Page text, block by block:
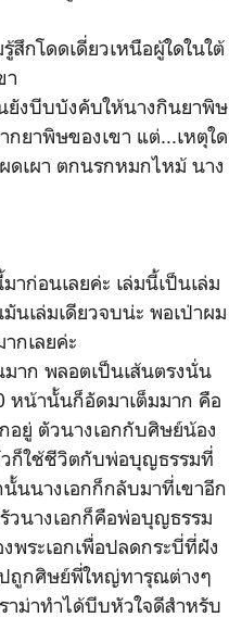
กโดดเดี่ยวเหนือผู้ใดในใต้
า
ยังบีบบังคับให้นางกินยาพิษ
ยาพิษของเขา แต่...เหตุใด
ดเผา ตกนรกหมกไหม้ นาง
าก่อนเลยค่ะ เล่มนี้เป็นเล่ม
นเล่มเดียวจบน่ะ พอเป่าผม
กเลยค่ะ
มาก พลอตเป็นเส้นตรงนั่น
หน้านั้นก็อัดมาเต็มมาก คือ
อยู่ ตัวนางเอกกับศิษย์น้อง
วก็ใช้ชีวิตกับพ่อบุญธรรมที่
นนางเอกก็กลับมาที่เขาอีก
วนางเอกก็คือพ่อบุญธรรม
ระเอกเพื่อปลดกระบี่ที่ฝัง
ปถูกศิษย์พี่ใหญ่ทารุณต่างๆ
ม่าทำได้บีบหัวใจดีสำหรับ